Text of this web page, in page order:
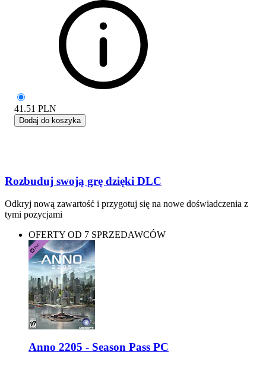
41.51 PLN
Dodaj do koszyka
Rozbuduj swoją grę dzięki DLC
Odkryj nową zawartość i przygotuj się na nowe doświadczenia z
tymi pozycjami
OFERTY OD 7 SPRZEDAWCÓW
Anno 2205 - Season Pass PC